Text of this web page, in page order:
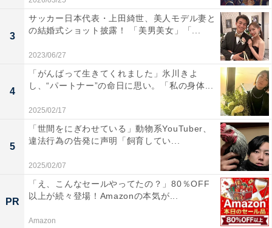
3
サッカー日本代表・上田綺世、美人モデル妻と
の結婚式ショット披露！ 「美男美女」「...
2023/06/27
4
「がんばって生きてくれました」氷川きよ
し、“パートナー”の命日に思い。「私の身体...
2025/02/17
5
「世間をにぎわせている」動物系YouTuber、
違法行為の告発に声明「飼育してい...
2025/02/07
PR
「え、こんなセールやってたの？」80％OFF
以上が続々登場！Amazonの本気が...
Amazon